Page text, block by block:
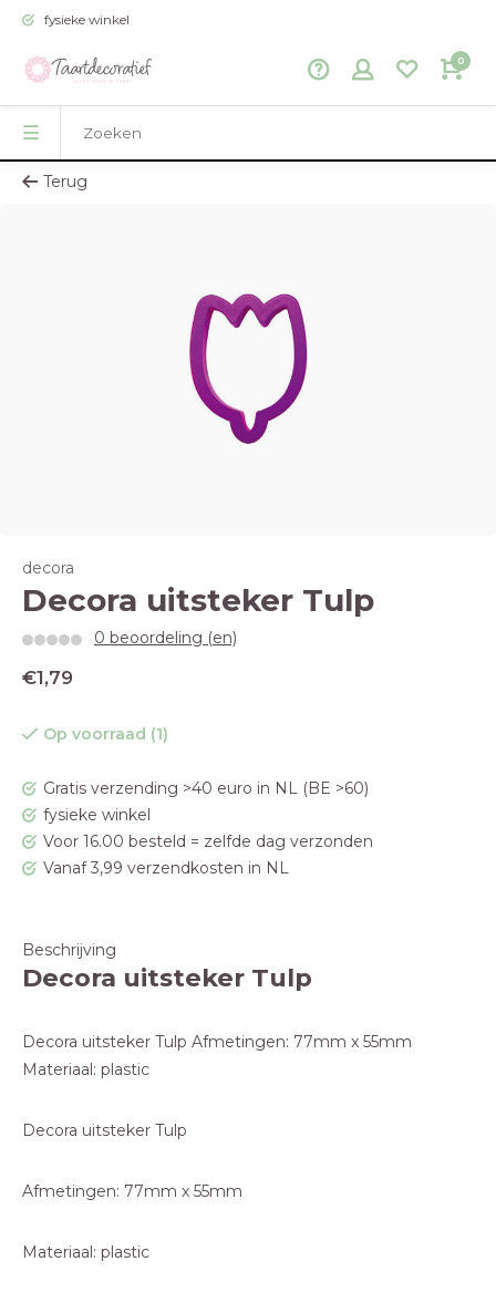
fysieke winkel
0
Terug
decora
Decora uitsteker Tulp
0 beoordeling (en)
€1,79
Op voorraad (1)
Gratis verzending >40 euro in NL (BE >60)
fysieke winkel
Voor 16.00 besteld = zelfde dag verzonden
Vanaf 3,99 verzendkosten in NL
Beschrijving
Decora uitsteker Tulp
Decora uitsteker Tulp Afmetingen: 77mm x 55mm
Materiaal: plastic
Decora uitsteker Tulp
Afmetingen: 77mm x 55mm
Materiaal: plastic